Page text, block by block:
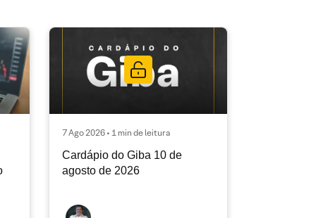
7 Ago 2026 • 1 min de leitura
Cardápio do Giba 10 de
agosto de 2026